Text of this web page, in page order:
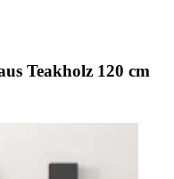
Teakholz 120 cm